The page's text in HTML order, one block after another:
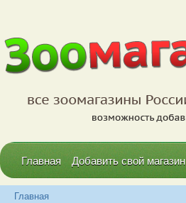
Главная Добавить свой магазин
Главная